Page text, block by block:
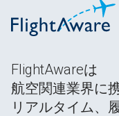
FlightAwareは
航空関連業界に
リアルタイム、